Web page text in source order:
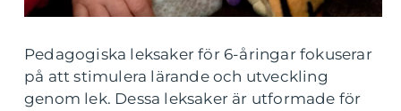
Pedagogiska leksaker för 6-åringar fokuserar
på att stimulera lärande och utveckling
genom lek. Dessa leksaker är utformade för